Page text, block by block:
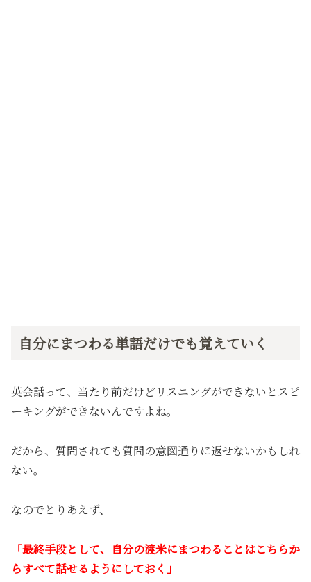
自分にまつわる単語だけでも覚えていく
英会話って、当たり前だけどリスニングができないとスピ
ーキングができないんですよね。
だから、質問されても質問の意図通りに返せないかもしれ
ない。
なのでとりあえず、
「最終手段として、自分の渡米にまつわることはこちらか
らすべて話せるようにしておく」